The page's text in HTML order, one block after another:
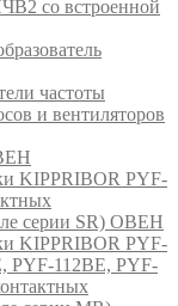
со встроенной
частоты
и вентиляторов
KIPPRIBOR PYF-
серии SR) ОВЕН
KIPPRIBOR PYF-
PYF-112BE, PYF-